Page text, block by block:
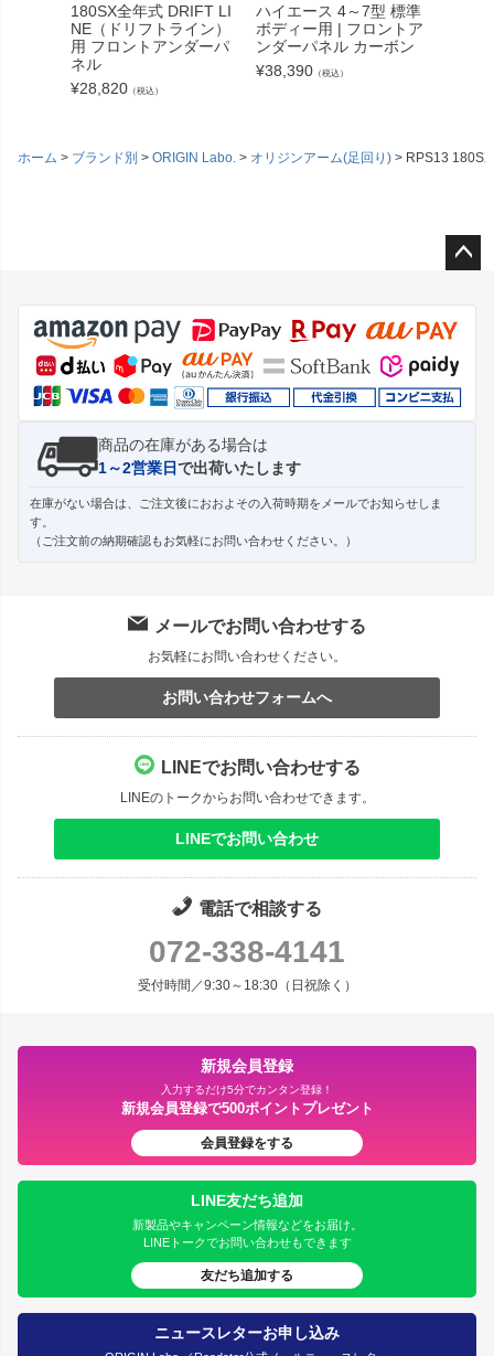
180SX全年式 DRIFT LI
NE（ドリフトライン）
用 フロントアンダーパ
ネル
¥28,820 （税込）
ハイエース 4～7型 標準
ボディー用 | フロントア
ンダーパネル カーボン
¥38,390 （税込）
ホーム ブランド別 ORIGIN Labo. オリジンアーム(足回り) RPS13
ジト
ップ
へ
商品の在庫がある場合は
1～2営業日で出荷いたします
在庫がない場合は、ご注文後におおよその入荷時期をメールでお知らせしま
す。
（ご注文前の納期確認もお気軽にお問い合わせください。）
メールでお問い合わせする
お気軽にお問い合わせください。
お問い合わせフォームへ
LINEでお問い合わせする
LINEのトークからお問い合わせできます。
LINEでお問い合わせ
電話で相談する
072-338-4141
受付時間／9:30～18:30（日祝除く）
新規会員登録
入力するだけ5分でカンタン登録！
新規会員登録で500ポイントプレゼント
会員登録をする
LINE友だち追加
新製品やキャンペーン情報などをお届け。
LINEトークでお問い合わせもできます
友だち追加する
ニュースレターお申し込み